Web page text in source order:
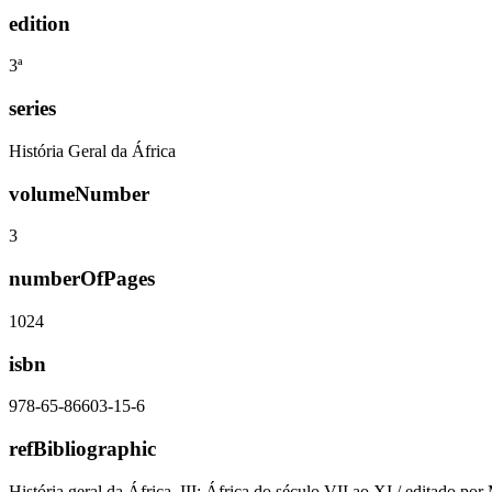
edition
3ª
series
História Geral da África
volumeNumber
3
numberOfPages
1024
isbn
978-65-86603-15-6
refBibliographic